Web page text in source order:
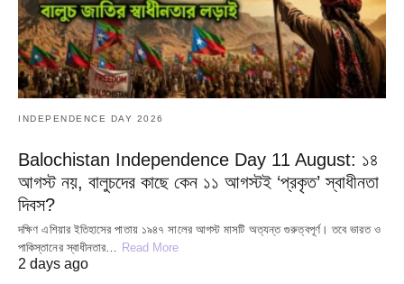
INDEPENDENCE DAY 2026
Balochistan Independence Day 11 August: ১৪
আগস্ট নয়, বালুচদের কাছে কেন ১১ আগস্টই ‘প্রকৃত’ স্বাধীনতা
দিবস?
দক্ষিণ এশিয়ার ইতিহাসের পাতায় ১৯৪৭ সালের আগস্ট মাসটি অত্যন্ত গুরুত্বপূর্ণ। তবে ভারত ও
পাকিস্তানের স্বাধীনতার…
Read More
2 days ago